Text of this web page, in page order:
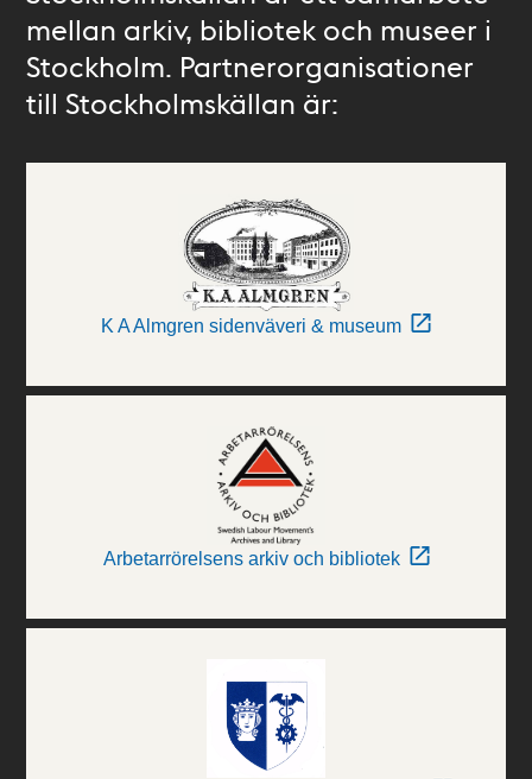
mellan arkiv, bibliotek och museer i
Stockholm. Partnerorganisationer
till Stockholmskällan är:
K A Almgren sidenväveri & museum
Arbetarrörelsens arkiv och bibliotek